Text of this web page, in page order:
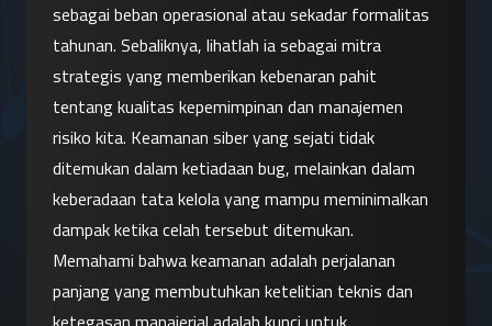
sebagai beban operasional atau sekadar formalitas
tahunan. Sebaliknya, lihatlah ia sebagai mitra
strategis yang memberikan kebenaran pahit
tentang kualitas kepemimpinan dan manajemen
risiko kita. Keamanan siber yang sejati tidak
ditemukan dalam ketiadaan bug, melainkan dalam
keberadaan tata kelola yang mampu meminimalkan
dampak ketika celah tersebut ditemukan.
Memahami bahwa keamanan adalah perjalanan
panjang yang membutuhkan ketelitian teknis dan